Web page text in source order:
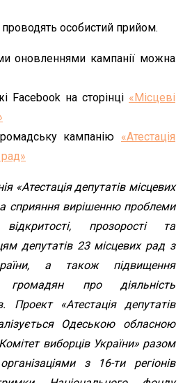
особистий прийом.
оновленнями кампанії можна
Facebook на сторінці «Місцеві
кампанію «Атестація
«Атестація депутатів місцевих
сприяння вирішенню проблеми
прозорості та
депутатів 23 місцевих рад з
а також підвищення
громадян про діяльність
Проект «Атестація депутатів
Одеською обласною
виборців України» разом
з 16-ти регіонів